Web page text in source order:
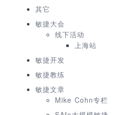
其它
敏捷大会
线下活动
上海站
敏捷开发
敏捷教练
敏捷文章
Mike Cohn专栏